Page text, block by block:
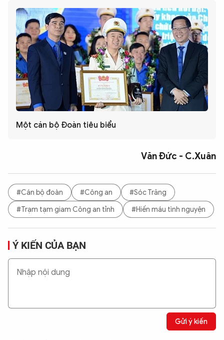
Một cán bộ Đoàn tiêu biểu
Văn Đức - C.Xuân
#Cán bộ đoàn #Công an
#Sóc Trăng
#Trạm tạm giam Công an tỉnh
#Hiến máu tình nguyện
Ý KIẾN CỦA BẠN
Gửi ý kiến